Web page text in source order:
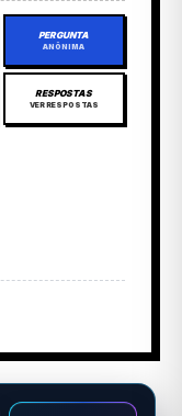
PERGUNTA
ANÔNIMA
RESPOSTAS
VER RESPOSTAS